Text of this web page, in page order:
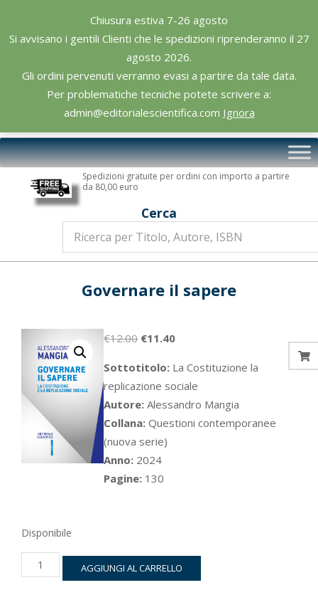
Chiusura estiva 7-26 agosto
Si avvisano i gentili Clienti che le spedizioni riprenderanno il 27
agosto 2026.
Gli ordini pervenuti verranno evasi a partire da tale data.
Per problematiche tecniche potete scrivere a:
admin@editorialescientifica.com Ignora
content
Editoriale
Scientifica
Primary
Navigation
Spedizioni gratuite per ordini con importo a partire
da 80,00 euro
Cerca
Governare il sapere
€12.00 Il
originale
era:
€12.00.
€11.40Il
attuale
è:
€11.40.
Sottotitolo: La Costituzione la
replicazione sociale
Autore: Alessandro Mangia
Collana: Questioni contemporanee
(nuova serie)
Anno: 2024
Pagine: 130
Disponibile
Governare
il
AGGIUNGI AL CARRELLO